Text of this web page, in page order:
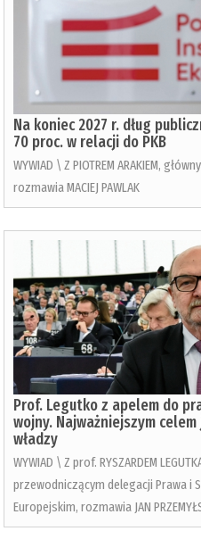
Na koniec 2027 r. dług
70 proc. w relacji do PKB
WYWIAD \ Z PIOTREM ARAKIEM,
rozmawia MACIEJ PAWLAK
Prof. Legutko z apelem do
wojny. Najważniejszym
władzy
WYWIAD \ Z prof. RYSZARDEM
przewodniczącym delegacji Prawa i
Europejskim, rozmawia JAN